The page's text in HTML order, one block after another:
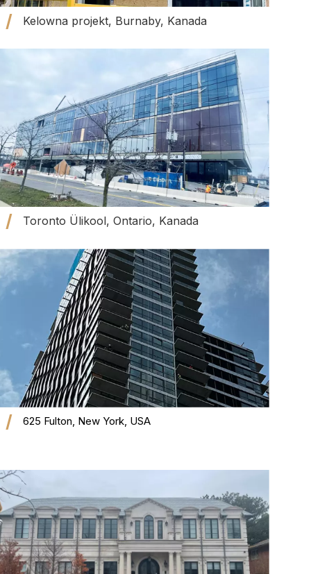
Kelowna projekt, Burnaby, Kanada
Toronto Ülikool, Ontario, Kanada
625 Fulton, New York, USA